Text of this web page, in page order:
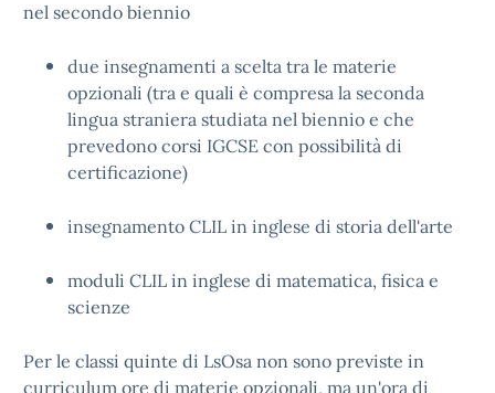
nel secondo biennio
due insegnamenti a scelta tra le materie
opzionali (tra e quali è compresa la seconda
lingua straniera studiata nel biennio e che
prevedono corsi IGCSE con possibilità di
certificazione)
insegnamento CLIL in inglese di storia dell'arte
moduli CLIL in inglese di matematica, fisica e
scienze
Per le classi quinte di LsOsa non sono previste in
curriculum ore di materie opzionali, ma un'ora di